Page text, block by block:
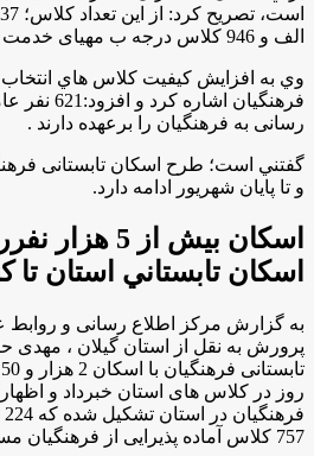
الف و 946 کلاس درجه ب مهیای خدمت رسانی به فرهنگیان است .
وي به افزایش کیفیت کلاس هاي
فرهنگيان
رسانی به فرهنگیان را برعهده دارند .
و تا پایان شهریور ادامه دارد.
اسكان بيش از
اسكان تابستاني استان تا
به گزارش مركز اطلاع رسانی و
پرورش به نقل از استان گیلان ، مهدی
757 کلاس آماده پذیرایی از فرهنگیان مسافر است.